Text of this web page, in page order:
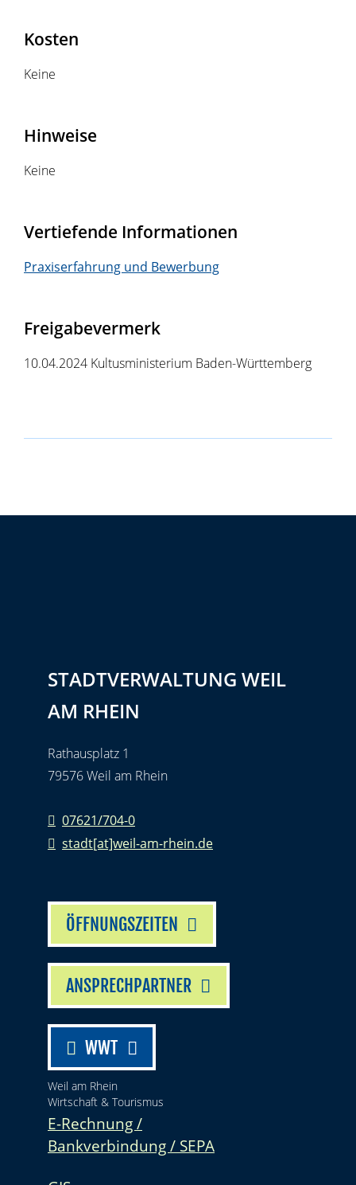
Kosten
Keine
Hinweise
Keine
Vertiefende Informationen
Praxiserfahrung und Bewerbung
Freigabevermerk
10.04.2024 Kultusministerium Baden-Württemberg
STADTVERWALTUNG WEIL
AM RHEIN
Rathausplatz 1
79576 Weil am Rhein
07621/704-0
stadt[at]weil-am-rhein.de
ÖFFNUNGSZEITEN
ANSPRECHPARTNER
WWT
Weil am Rhein
Wirtschaft & Tourismus
E-Rechnung /
Bankverbindung / SEPA